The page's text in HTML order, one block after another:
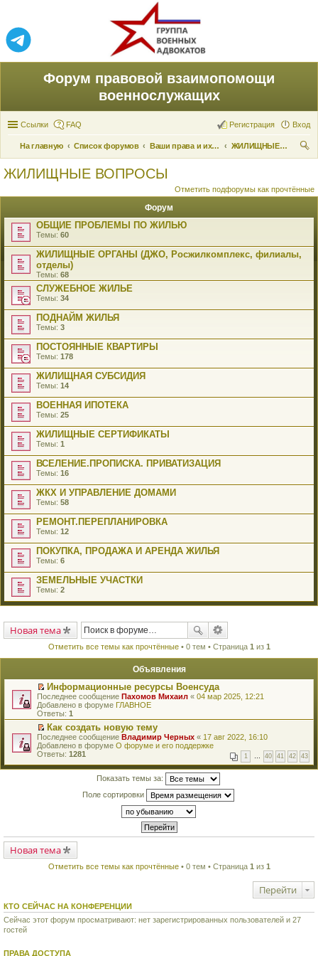
Форум правовой взаимопомощи
военнослужащих
Ссылки FAQ Вход
Регистрация
На главную Список форумов Ваши права и их реализация
ЖИЛИЩНЫЕ ВОПРОСЫ
ЖИЛИЩНЫЕ ВОПРОСЫ
Отметить подфорумы как прочтённые
Форум
ОБЩИЕ ПРОБЛЕМЫ ПО ЖИЛЬЮ
Темы: 60
ЖИЛИЩНЫЕ ОРГАНЫ (ДЖО, Росжилкомплекс, филиалы,
отделы)
Темы: 68
СЛУЖЕБНОЕ ЖИЛЬЕ
Темы: 34
ПОДНАЙМ ЖИЛЬЯ
Темы: 3
ПОСТОЯННЫЕ КВАРТИРЫ
Темы: 178
ЖИЛИЩНАЯ СУБСИДИЯ
Темы: 14
ВОЕННАЯ ИПОТЕКА
Темы: 25
ЖИЛИЩНЫЕ СЕРТИФИКАТЫ
Темы: 1
ВСЕЛЕНИЕ.ПРОПИСКА. ПРИВАТИЗАЦИЯ
Темы: 16
ЖКХ И УПРАВЛЕНИЕ ДОМАМИ
Темы: 58
РЕМОНТ.ПЕРЕПЛАНИРОВКА
Темы: 12
ПОКУПКА, ПРОДАЖА И АРЕНДА ЖИЛЬЯ
Темы: 6
ЗЕМЕЛЬНЫЕ УЧАСТКИ
Темы: 2
Новая тема
Отметить все темы как прочтённые• 0 тем • Страница 1 из 1
Объявления
П
е
р
е
й
т
и
к
е
п
р
о
ч
н
м
о
Информационные ресурсы Военсуда
Последнее сообщение Пахомов Михаил « 04 мар 2025, 12:21
Добавлено в форуме ГЛАВНОЕ
Ответы: 1
П
е
р
й
о
у
ч
и
т
Как создать новую тему
Последнее сообщение Владимир Черных « 17 авг 2022, 16:10
Добавлено в форуме О форуме и его поддержке
Ответы: 1281 1 … 40 41 42 43
Показать темы за:
Поле сортировки
Новая тема
Отметить все темы как прочтённые• 0 тем • Страница 1 из 1
Перейти
КТО СЕЙЧАС НА КОНФЕРЕНЦИИ
Сейчас этот форум просматривают: нет зарегистрированных пользователей и 27
гостей
ПРАВА ДОСТУПА